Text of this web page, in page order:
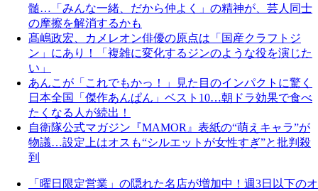
髄…「みんな一緒、だから仲よく」の精神が、芸人同士
の摩擦を解消するかも
髙嶋政宏、カメレオン俳優の原点は「国産クラフトジ
ン」にあり！「複雑に変化するジンのような役を演じた
い」
あんこが「これでもかっ！」見た目のインパクトに驚く
日本全国「傑作あんぱん」ベスト10…朝ドラ効果で食べ
たくなる人が続出！
自衛隊公式マガジン『MAMOR』表紙の“萌えキャラ”が
物議…設定上はオスも“シルエットが女性すぎ”と批判殺
到
「曜日限定営業」の隠れた名店が増加中！週3日以下のオ